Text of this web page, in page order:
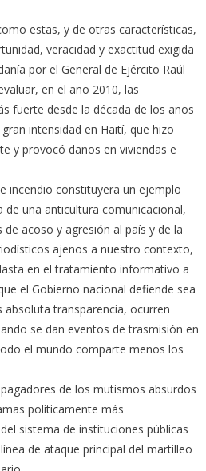
estas, y de otras características,
veracidad y exactitud exigida
por el General de Ejército Raúl
en el año 2010, las
fuerte desde la década de los años
intensidad en Haití, que hizo
y provocó daños en viviendas e
incendio constituyera un ejemplo
de una anticultura comunicacional,
acoso y agresión al país y de la
ajenos a nuestro contexto,
en el tratamiento informativo a
el Gobierno nacional defiende sea
transparencia, ocurren
se dan eventos de trasmisión en
el mundo comparte menos los
de los mutismos absurdos
políticamente más
sistema de instituciones públicas
de ataque principal del martilleo